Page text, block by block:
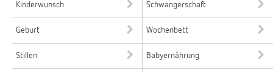
Kinderwunsch Schwangerschaft
Geburt Wochenbett
Stillen Babyernährung